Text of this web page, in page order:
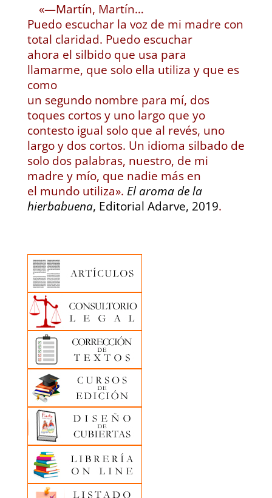
«—Martín, Martín…
Puedo escuchar la voz de mi madre con
total claridad. Puedo escuchar
ahora el silbido que usa para
llamarme, que solo ella utiliza y que es
como
un segundo nombre para mí, dos
toques cortos y uno largo que yo
contesto igual solo que al revés, uno
largo y dos cortos. Un idioma silbado de
solo dos palabras, nuestro, de mi
madre y mío, que nadie más en
el mundo utiliza». El aroma de la
hierbabuena, Editorial Adarve, 2019.